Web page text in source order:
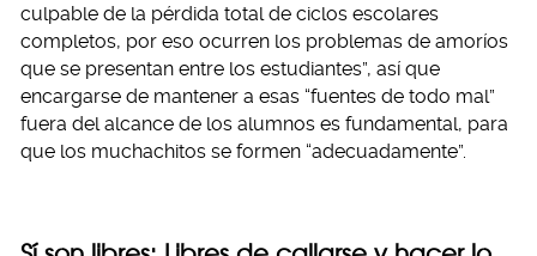
culpable de la pérdida total de ciclos escolares
completos, por eso ocurren los problemas de amoríos
que se presentan entre los estudiantes”, así que
encargarse de mantener a esas “fuentes de todo mal”
fuera del alcance de los alumnos es fundamental, para
que los muchachitos se formen “adecuadamente”.